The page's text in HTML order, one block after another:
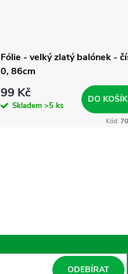
Fólie - velký zlatý balónek -
0, 86cm
99 Kč
Skladem >5 ks
DO
Kód:
ODEBÍRAT